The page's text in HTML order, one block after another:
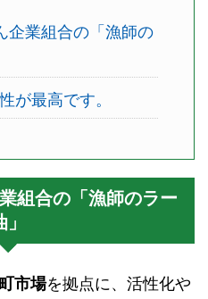
企業組合の「漁師の
が最高です。
組合の「漁師のラー
市場を拠点に、活性化や